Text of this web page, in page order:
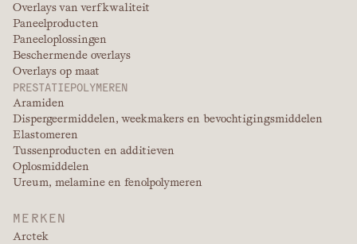
Overlays van verfkwaliteit
Paneelproducten
Paneeloplossingen
Beschermende overlays
Overlays op maat
PRESTATIEPOLYMEREN
Aramiden
Dispergeermiddelen, weekmakers en bevochtigingsmiddelen
Elastomeren
Tussenproducten en additieven
Oplosmiddelen
Ureum, melamine en fenolpolymeren
MERKEN
Arctek